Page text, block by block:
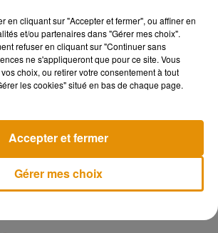
et accompagne les entreprises a̬
développement : crédit, garantie, fonds
leurs projets d’innovation et a̬
en cliquant sur "Accepter et fermer", ou affiner en
et/ou partenaires dans "Gérer mes choix".
refuser en cliquant sur "Continuer sans
ne s'appliqueront que pour ce site. Vous
choix, ou retirer votre consentement à tout
les cookies" situé en bas de chaque page.
Gérer mes choix
Accepter et fermer